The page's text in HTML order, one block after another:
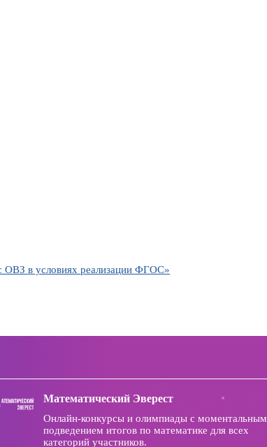
ОВЗ в условиях реализации ФГОС»
Математический Эверест
Онлайн-конкурсы и олимпиады с моментальным
подведением итогов по математике для всех
категорий участников.